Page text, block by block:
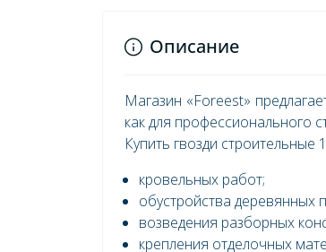
Описание
Магазин «Foreest»
как для профессионального
Купить гвозди
кровельных работ;
обустройства деревянных
возведения разборных
крепления отделочных